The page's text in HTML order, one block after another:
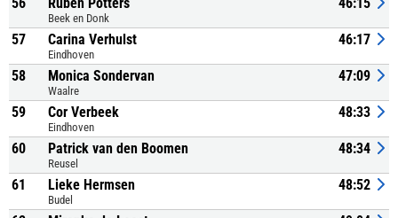
Beek en Donk
57 Carina Verhulst
Eindhoven
46:17
58 Monica Sondervan
Waalre
47:09
59 Cor Verbeek
Eindhoven
48:33
60 Patrick van den Boomen
Reusel
48:34
61 Lieke Hermsen
Budel
48:52